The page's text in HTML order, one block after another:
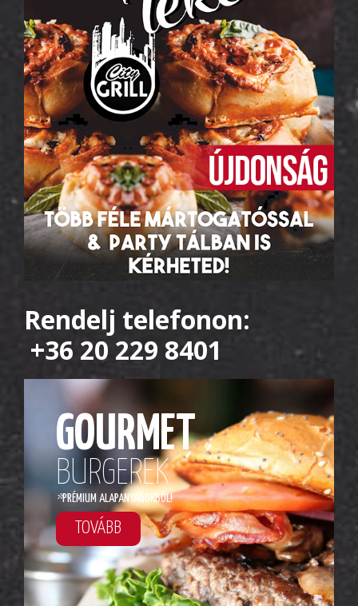
Rendelj telefonon:
+36 20 229 8401
GOURMET
BURGEREK
*PRÉMIUM ALAPANYAGOKBÓL!
TOVÁBB